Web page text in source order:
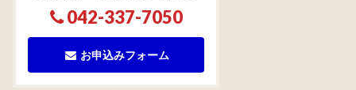
042-337-7050
お申込みフォーム